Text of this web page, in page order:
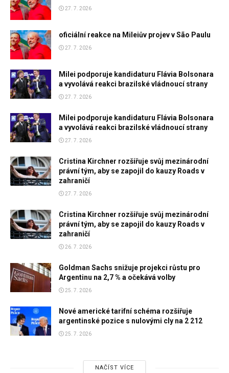
27. 7. 2026
oficiální reakce na Mileiův projev v São Paulu
27. 7. 2026
Milei podporuje kandidaturu Flávia Bolsonara
a vyvolává reakci brazilské vládnoucí strany
27. 7. 2026
Milei podporuje kandidaturu Flávia Bolsonara
a vyvolává reakci brazilské vládnoucí strany
27. 7. 2026
Cristina Kirchner rozšiřuje svůj mezinárodní
právní tým, aby se zapojil do kauzy Roads v
zahraničí
27. 7. 2026
Cristina Kirchner rozšiřuje svůj mezinárodní
právní tým, aby se zapojil do kauzy Roads v
zahraničí
26. 7. 2026
Goldman Sachs snižuje projekci růstu pro
Argentinu na 2,7 % a očekává volby
25. 7. 2026
Nové americké tarifní schéma rozšiřuje
argentinské pozice s nulovými cly na 2 212
25. 7. 2026
NAČÍST VÍCE